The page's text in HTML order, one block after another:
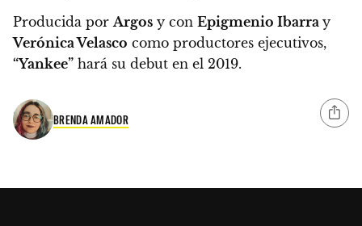
Producida porArgos y con Epigmenio Ibarra y
Verónica Velasco como productores ejecutivos,
“Yankee” hará su debut en el 2019.
BRENDA AMADOR